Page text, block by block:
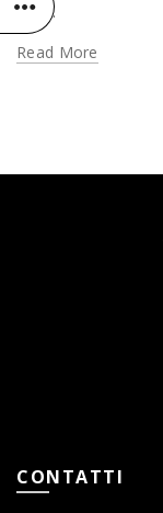
vuol...
Read More
CONTATTI